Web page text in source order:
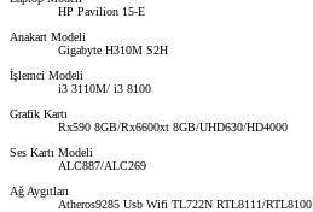
HP Pavilion 15-E
Anakart Modeli
Gigabyte H310M S2H
İşlemci Modeli
i3 3110M/ i3 8100
Grafik Kartı
Rx590 8GB/Rx6600xt 8GB/UHD630/HD4000
Ses Kartı Modeli
ALC887/ALC269
Ağ Aygıtları
Atheros9285 Usb Wifi TL722N RTL8111/RTL8100